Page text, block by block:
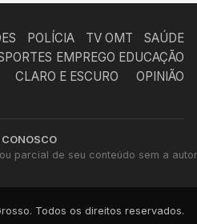
POLÍCIA TV OMT
SAÚDE
EMPREGO EDUCAÇÃO
CLARO E ESCURO
OPINIÃO
CONOSCO
parcial de seu conteúdo sem a
Todos os direitos reservados.